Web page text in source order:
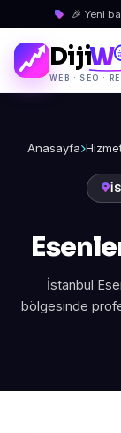
🎉 Yeni
DijiW
WEB · SEO ·
Anasayfa
İstanbul
bölgesinde